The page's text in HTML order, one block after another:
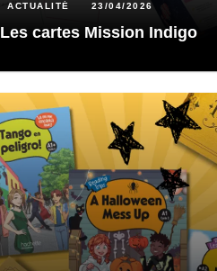
ACTUALITÉ 23/04/2026
Les cartes Mission Indigo